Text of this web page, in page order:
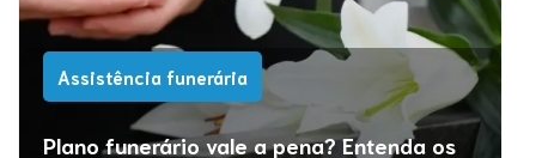
Assistência funerária
Plano funerário vale a pena? Entenda os